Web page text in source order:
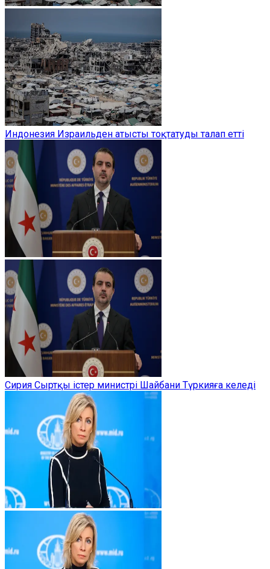
Индонезия Израильден атысты тоқтатуды талап етті
Сирия Сыртқы істер министрі Шайбани Түркияға келеді